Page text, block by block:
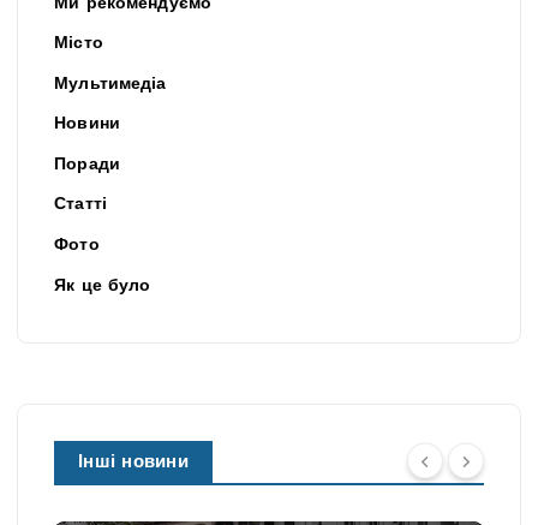
Ми рекомендуємо
Місто
Мультимедіа
Новини
Поради
Статті
Фото
Як це було
Інші новини